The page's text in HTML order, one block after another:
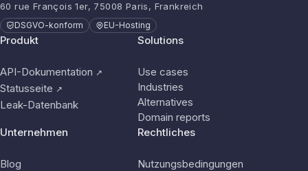
60 rue François 1er, 75008 Paris, Frankreich
DSGVO-konform EU-Hosting
Produkt
API-Dokumentation ↗
Statusseite ↗
Leak-Datenbank
Solutions
Use cases
Industries
Alternatives
Domain reports
Unternehmen
Blog
Rechtliches
Nutzungsbedingungen